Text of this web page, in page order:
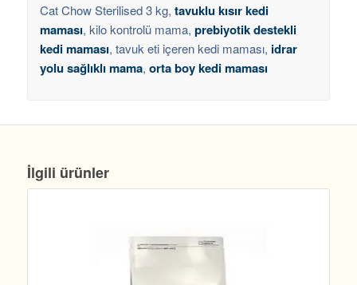
Cat Chow Sterilised 3 kg, tavuklu kısır kedi
maması, kilo kontrolü mama, prebiyotik destekli
kedi maması, tavuk eti içeren kedi maması, idrar
yolu sağlıklı mama, orta boy kedi maması
İlgili ürünler